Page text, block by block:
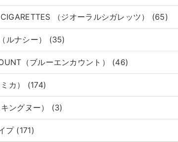
（ジオーラルシガレッツ） (65)
ルナシー） (35)
（ブルーエンカウント） (46)
カ） (174)
ングヌー） (3)
プ (171)